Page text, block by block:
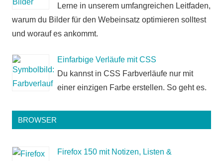
Lerne in unserem umfangreichen Leitfaden,
warum du Bilder für den Webeinsatz optimieren solltest
und worauf es ankommt.
Einfarbige Verläufe mit CSS
Du kannst in CSS Farbverläufe nur mit
einer einzigen Farbe erstellen. So geht es.
BROWSER
Firefox 150 mit Notizen, Listen &